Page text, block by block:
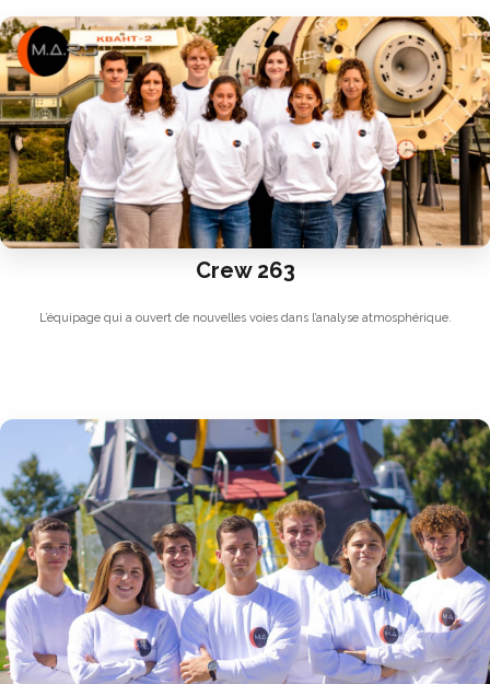
Crew 263
L’équipage qui a ouvert de nouvelles voies dans l’analyse atmosphérique.